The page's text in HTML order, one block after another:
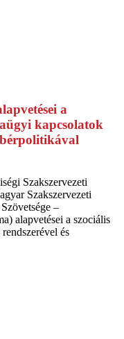
a
kapcsolatok
Szakszervezeti
Szakszervezeti
–
alapvetései a szociális
és